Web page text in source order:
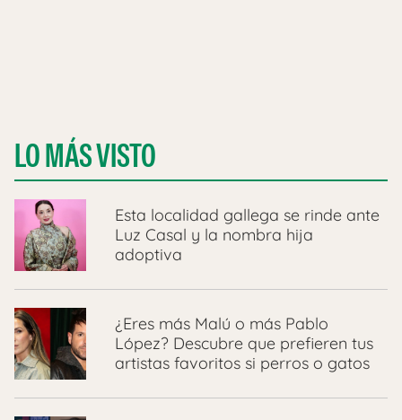
LO MÁS VISTO
Esta localidad gallega se rinde ante
Luz Casal y la nombra hija
adoptiva
¿Eres más Malú o más Pablo
López? Descubre que prefieren tus
artistas favoritos si perros o gatos